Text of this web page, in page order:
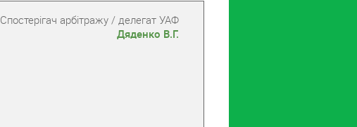
Cпостерігач арбітражу / делегат УАФ
Дяденко В.Г.